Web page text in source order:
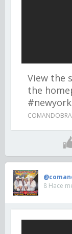
View the
the
#newyork
8 Hace